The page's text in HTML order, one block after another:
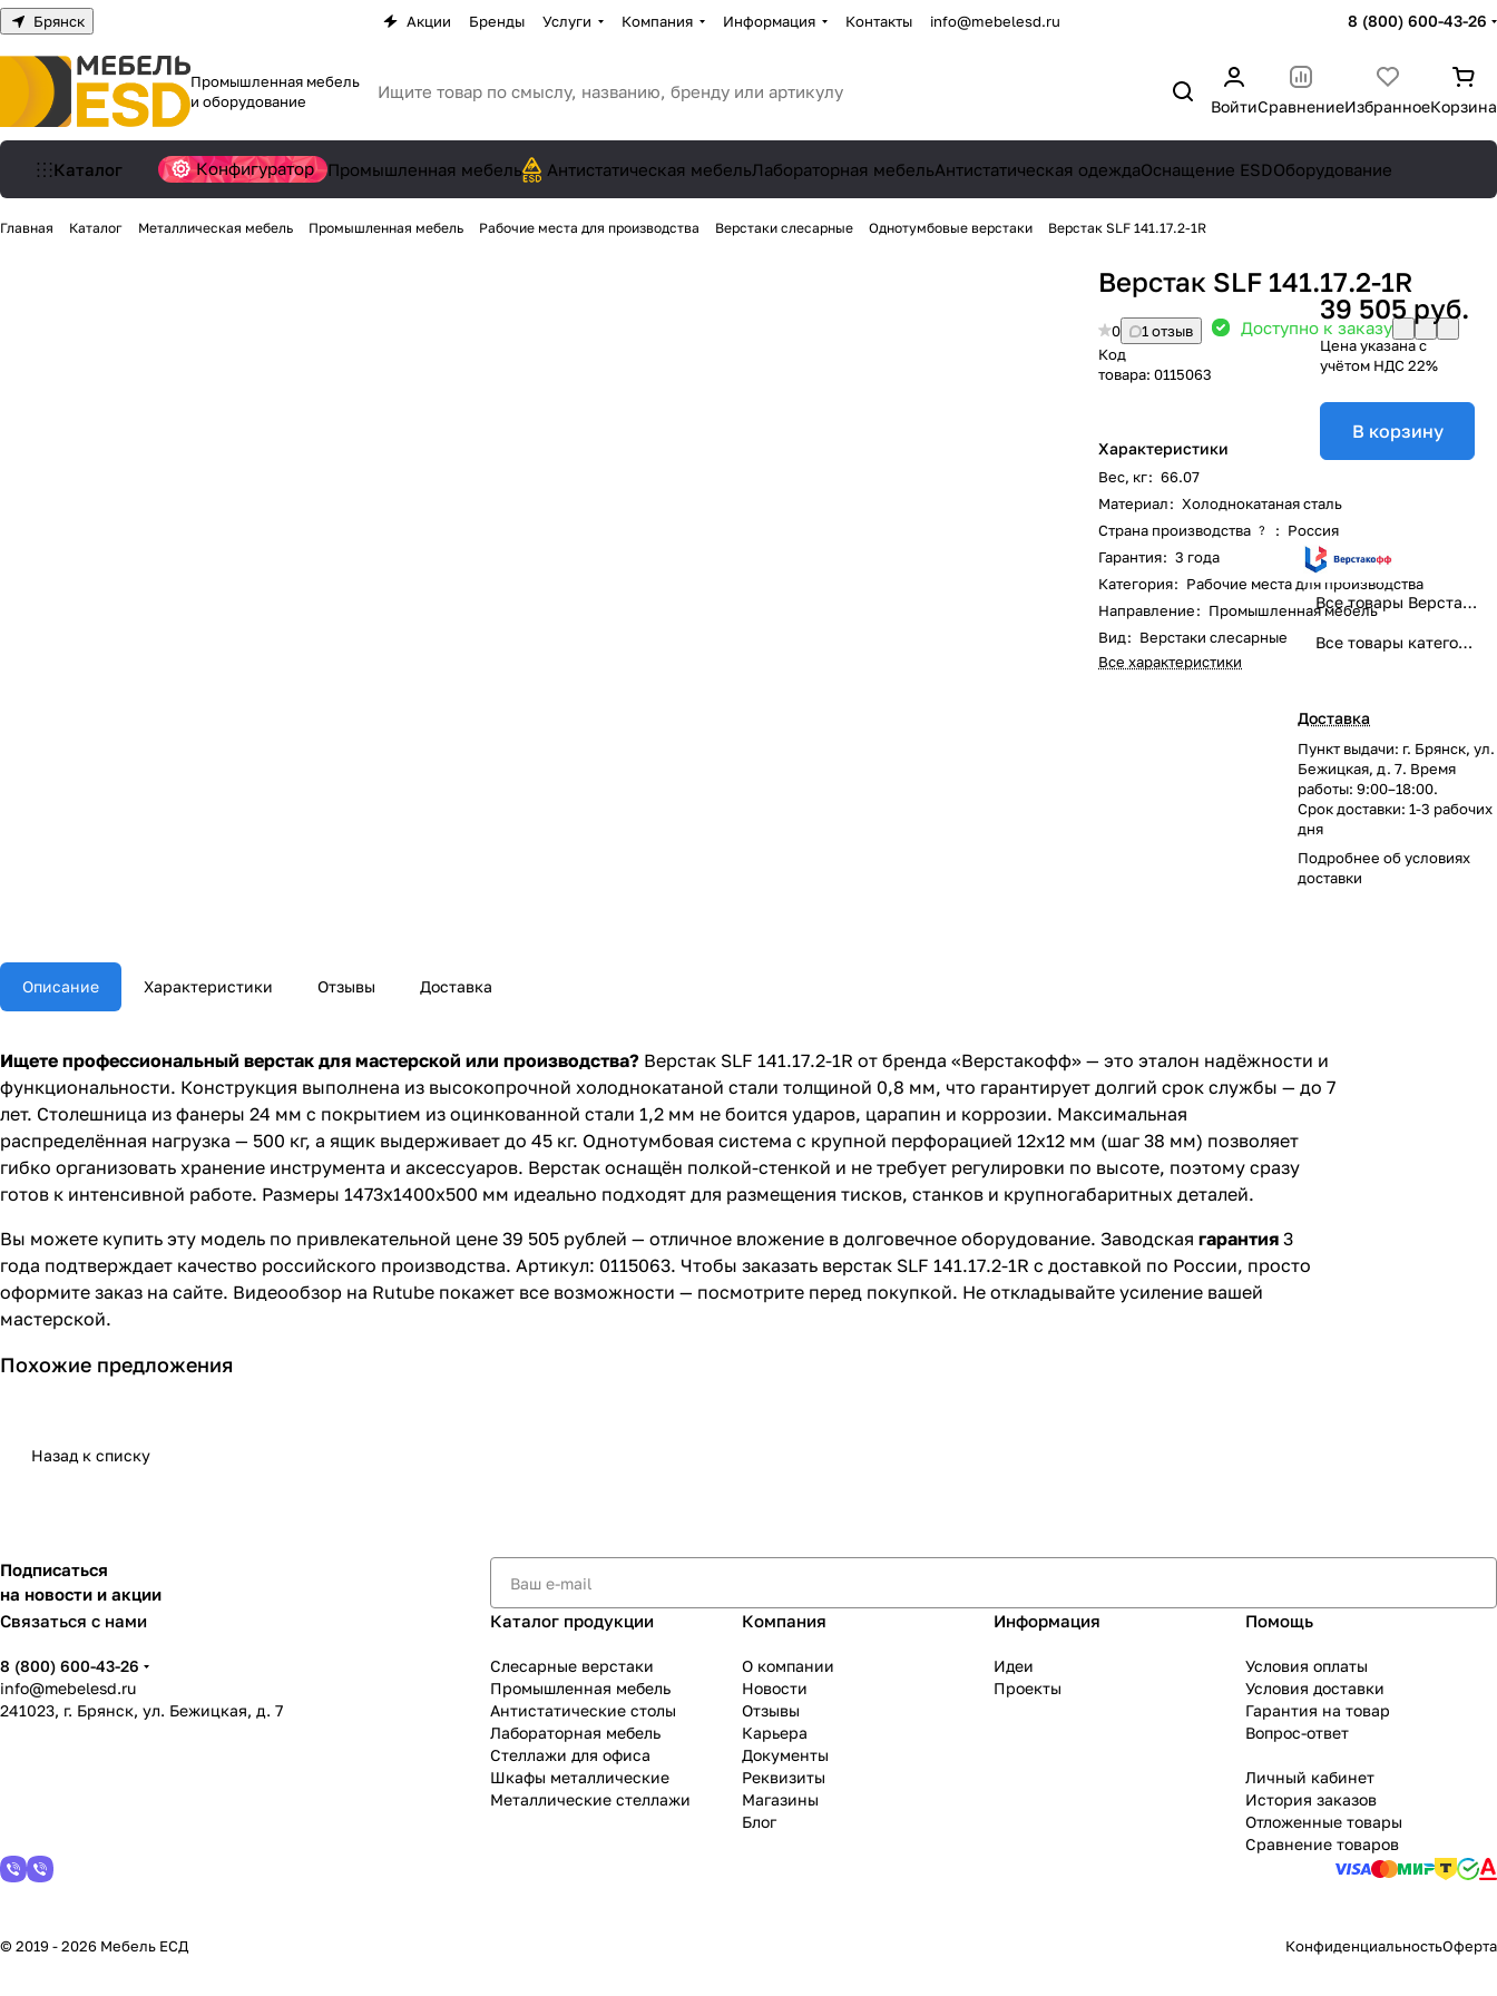
Брянск Акции Бренды Услуги Компания Информация Контакты info@mebelesd.ru 8 (800) 600-43-26
Промышленная мебель
и оборудование
ВойтиСравнениеИзбранноеКорзина
Каталог Конфигуратор Промышленная мебель Антистатическая мебельЛабораторная мебельАнтистатическая одеждаОснащение ESDОборудование
Главная Каталог Металлическая мебель Промышленная мебель Рабочие места для производства Верстаки слесарные Однотумбовые верстаки Верстак SLF 141.17.2-1R
Верстак SLF 141.17.2-1R
0
1 отзыв
Код
товара: 0115063
Доступно к заказу
Характеристики
Вес, кг: 66.07
Материал: Холоднокатаная сталь
Страна производства ? : Россия
Гарантия: 3 года
Категория: Рабочие места для производства
Направление: Промышленная мебель
Вид: Верстаки слесарные
Все характеристики
39 505 руб.
Цена указана с
учётом НДС 22%
В корзину
Все товары Верстакофф
Все товары категории
Доставка
Пункт выдачи: г. Брянск, ул.
Бежицкая, д. 7. Время
работы: 9:00–18:00.
Срок доставки: 1-3 рабочих
дня
Подробнее обусловиях
доставки
Описание Характеристики Отзывы Доставка
Ищете профессиональный верстак для мастерской или производства? Верстак SLF 141.17.2-1R от бренда «Верстакофф» — это эталон надёжности и
функциональности. Конструкция выполнена из высокопрочной холоднокатаной стали толщиной 0,8 мм, что гарантирует долгий срок службы — до 7
лет. Столешница из фанеры 24 мм с покрытием из оцинкованной стали 1,2 мм не боится ударов, царапин и коррозии. Максимальная
распределённая нагрузка — 500 кг, а ящик выдерживает до 45 кг. Однотумбовая система с крупной перфорацией 12х12 мм (шаг 38 мм) позволяет
гибко организовать хранение инструмента и аксессуаров. Верстак оснащён полкой-стенкой и не требует регулировки по высоте, поэтому сразу
готов к интенсивной работе. Размеры 1473x1400x500 мм идеально подходят для размещения тисков, станков и крупногабаритных деталей.
Вы можете купить эту модель по привлекательной цене 39 505 рублей — отличное вложение в долговечное оборудование. Заводская гарантия 3
года подтверждает качество российского производства. Артикул: 0115063. Чтобы заказать верстак SLF 141.17.2-1R с доставкой по России, просто
оформите заказ на сайте. Видеообзор на Rutube покажет все возможности — посмотрите перед покупкой. Не откладывайте усиление вашей
мастерской.
Похожие предложения
Назад к списку
Подписаться
на новости и акции
Связаться с нами
8 (800) 600-43-26
info@mebelesd.ru
241023, г. Брянск, ул. Бежицкая, д. 7
Каталог продукции
Слесарные верстаки
Промышленная мебель
Антистатические столы
Лабораторная мебель
Стеллажи для офиса
Шкафы металлические
Металлические стеллажи
Компания
О компании
Новости
Отзывы
Карьера
Документы
Реквизиты
Магазины
Блог
Информация
Идеи
Проекты
Помощь
Условия оплаты
Условия доставки
Гарантия на товар
Вопрос-ответ
Личный кабинет
История заказов
Отложенные товары
Сравнение товаров
© 2019 - 2026 Мебель ЕСД КонфиденциальностьОферта